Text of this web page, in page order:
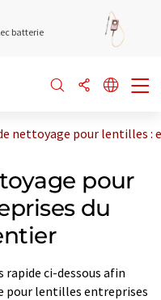
batterie
nettoyage pour lentilles :
pour
du
rapide ci-dessous afin
pour lentilles entreprises